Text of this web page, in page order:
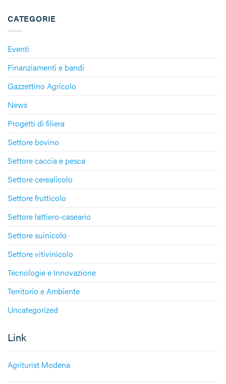
CATEGORIE
Eventi
Finanziamenti e bandi
Gazzettino Agricolo
News
Progetti di filiera
Settore bovino
Settore caccia e pesca
Settore cerealicolo
Settore frutticolo
Settore lattiero-caseario
Settore suinicolo
Settore vitivinicolo
Tecnologie e Innovazione
Territorio e Ambiente
Uncategorized
Link
Agriturist Modena